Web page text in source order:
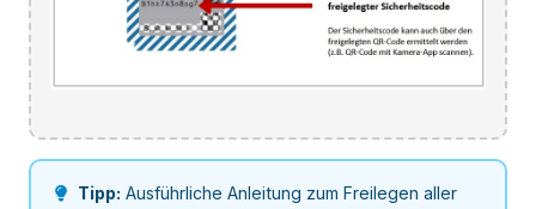
Tipp: Ausführliche Anleitung zum Freilegen aller